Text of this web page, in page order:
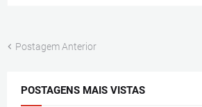
Postagem Anterior
POSTAGENS MAIS VISTAS